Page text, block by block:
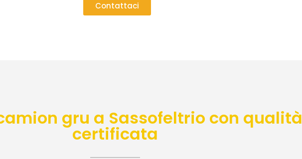
Contattaci
gru a Sassofeltrio con qualità
certificata